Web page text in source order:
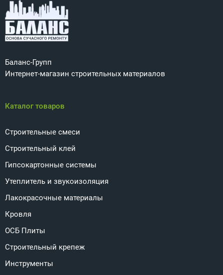
Баланс-Групп
Интернет-магазин строительных материалов
Каталог товаров
Строительные смеси
Строительный клей
Гипсокартонные системы
Утеплитель и звукоизоляция
Лакокрасочные материалы
Кровля
ОСБ Плиты
Строительный крепеж
Инструменты